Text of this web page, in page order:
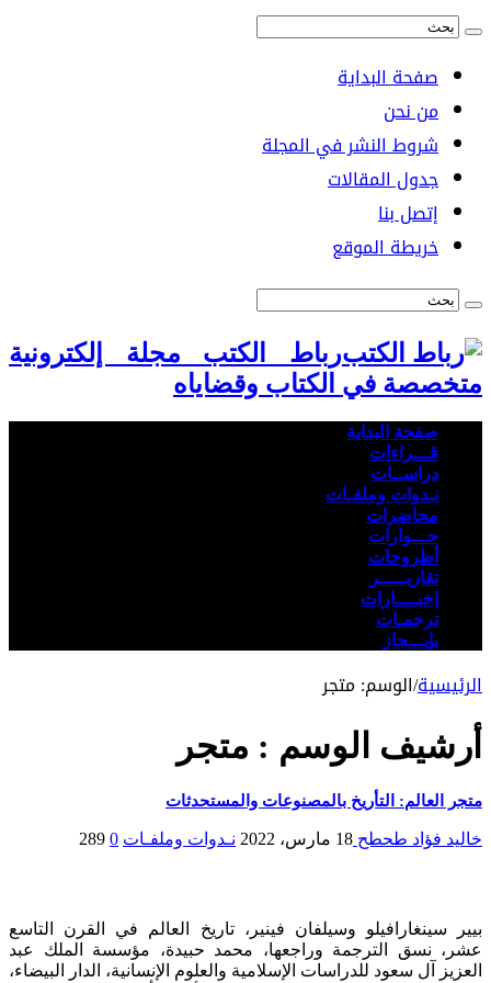
صفحة البداية
من نحن
شروط النشر في المجلة
جدول المقالات
إتصل بنا
خريطة الموقع
رباط الكتب مجلة إلكترونية
متخصصة في الكتاب وقضاياه
صفحة البداية
قـــراءات
دراســات
نـدوات وملفـات
محاضرات
حـــوارات
أطروحات
تقاريـــــر
إخبــــارات
ترجمـات
بإيـــجاز
الرئيسية/الوسم:متجر
أرشيف الوسم : متجر
متجر العالم: التأريخ بالمصنوعات والمستحدثات
خاليد فؤاد طحطح 18 مارس، 2022 نـدوات وملفـات 0
289
بيير سينغارافيلو وسيلفان فينير، تاريخ العالم في القرن التاسع
عشر، نسق الترجمة وراجعها، محمد حبيدة، مؤسسة الملك عبد
العزيز آل سعود للدراسات الإسلامية والعلوم الإنسانية، الدار البيضاء،